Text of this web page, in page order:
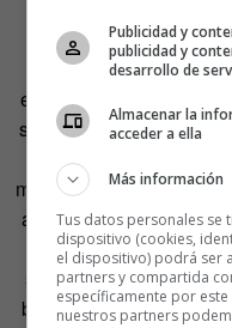
Pepita, para esta
escotada que habla por
sociedad mexicana
el primero. En las
máximo que llegan a
a muchos padres
sus hijos. Además la
sociedad, y eso pesa
bien no van a moteles’,
Publicidad y
publicidad y
desarrollo de
Almacenar la
acceder a ella
Más información
Tus datos personales se
dispositivo (cookies,
el dispositivo) podrá ser
partners y compartida
específicamente por
nuestros partners